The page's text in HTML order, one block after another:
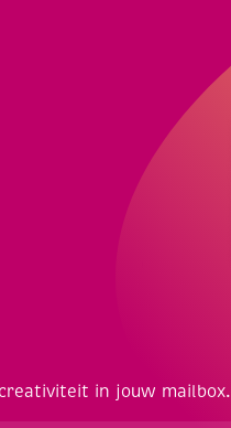
in jouw mailbox.